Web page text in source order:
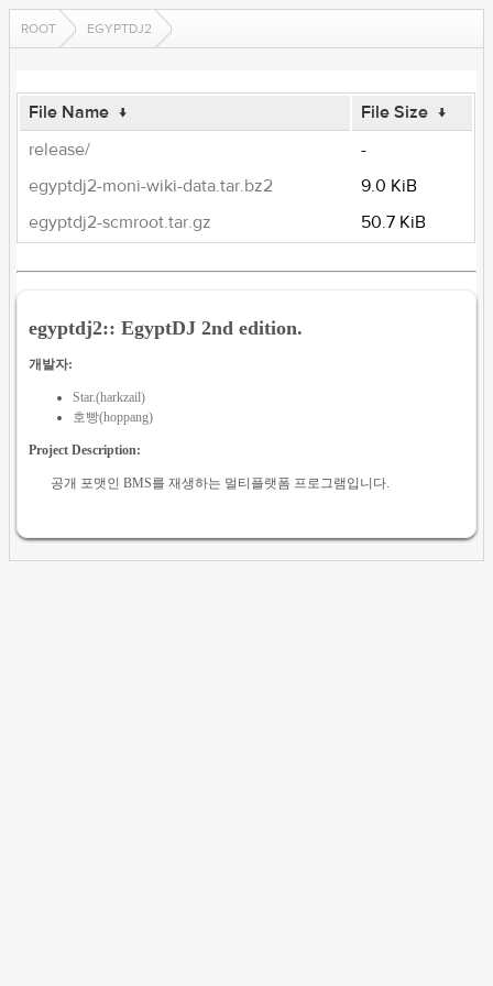
ROOT EGYPTDJ2
File Name ↓ File Size ↓
release/
-
egyptdj2-moni-wiki-data.tar.bz2
9.0 KiB
egyptdj2-scmroot.tar.gz
50.7 KiB
egyptdj2:: EgyptDJ 2nd edition.
개발자:
Star.(harkzail)
호빵(hoppang)
Project Description:
공개 포맷인 BMS를 재생하는 멀티플랫폼 프로그램입니다.